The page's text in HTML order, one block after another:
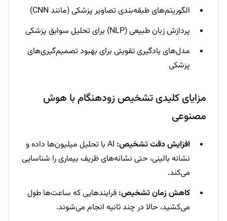
الگوریتم‌های طبقه‌بندی تصاویر پزشکی (مانند CNN)
پردازش زبان طبیعی (NLP) برای تحلیل سوابق پزشکی
مدل‌های یادگیری تقویتی برای بهبود تصمیم‌گیری‌های
پزشکی
مزایای کلیدی تشخیص زودهنگام با هوش
مصنوعی
افزایش دقت تشخیص:
AI با تحلیل میلیون‌ها داده و
نشانه بالینی، حتی نشانه‌های ظریف بیماری را شناسایی
می‌کند.
کاهش زمان تشخیص: فرایندهایی که ساعت‌ها طول
می‌کشید، حالا در چند ثانیه انجام می‌شوند.